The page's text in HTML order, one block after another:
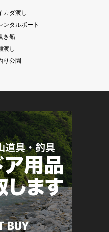
カダ渡し
ンタルボート
き船
渡し
り公園